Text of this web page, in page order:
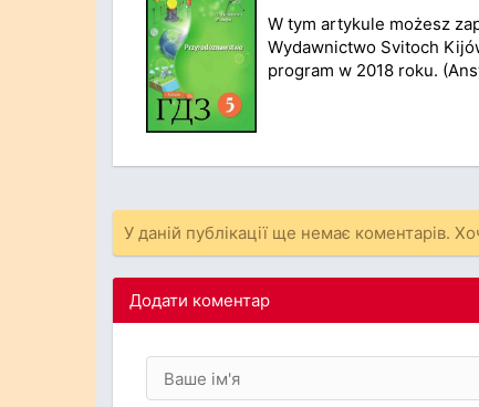
W tym artykule możesz
Wydawnictwo Svitoch
program w 2018 roku.
У даній публікації ще немає коментарів.
Додати коментар